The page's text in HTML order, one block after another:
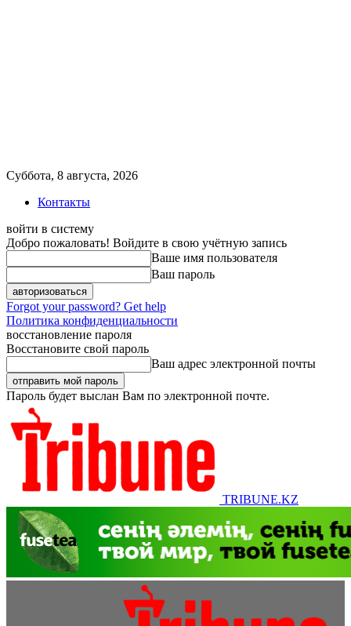
Суббота, 8 августа, 2026
Контакты
войти в систему
Добро пожаловать! Войдите в свою учётную запись
Ваше имя пользователя
Ваш пароль
Forgot your password? Get help
Политика конфиденциальности
восстановление пароля
Восстановите свой пароль
Ваш адрес электронной почты
Пароль будет выслан Вам по электронной почте.
TRIBUNE.KZ